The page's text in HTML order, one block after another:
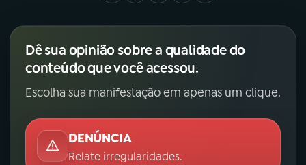
Dê sua opinião sobre a qualidade do
conteúdo que você acessou.
Escolha sua manifestação em apenas um clique.
DENÚNCIA
Relate irregularidades.